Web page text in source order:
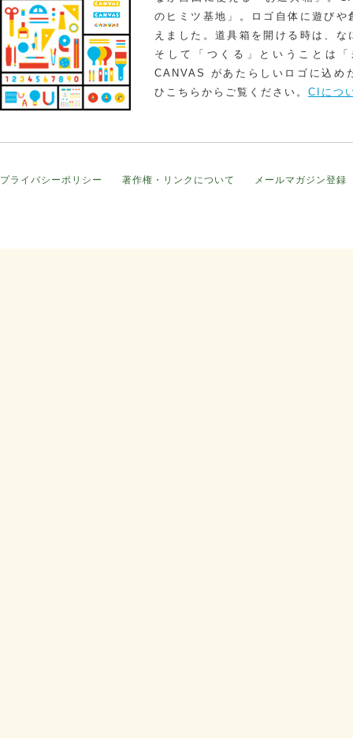
のヒミツ基地」。ロゴ自体に遊び
えました。道具箱を開ける時は、
そして「つくる」ということは
CANVAS があたらしいロゴに込め
ひこちらからご覧ください。 CIにつ
プライバシーポリシー 著作権・リンクについて メールマガジン登録